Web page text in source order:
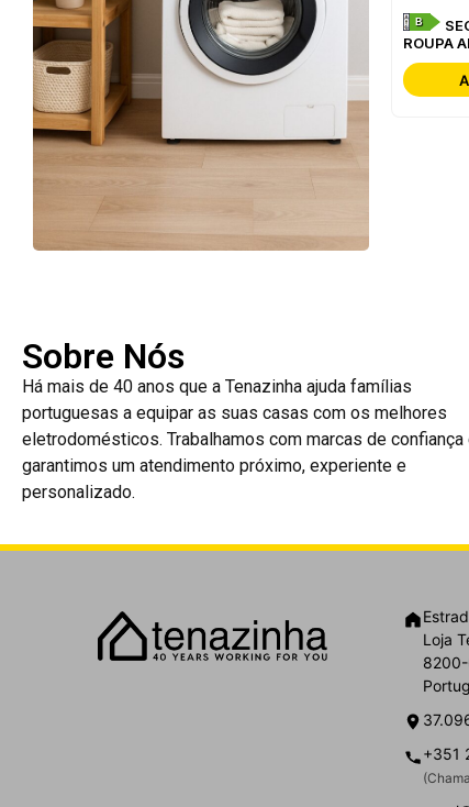
B
ROUPA
Sobre Nós
Há mais de 40 anos que a Tenazinha ajuda famílias
portuguesas a equipar as suas casas com os melhores
eletrodomésticos. Trabalhamos com marcas de confiança
garantimos um atendimento próximo, experiente e
personalizado.
Loja
+351